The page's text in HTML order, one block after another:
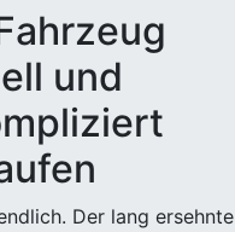
und
Der lang ersehnte